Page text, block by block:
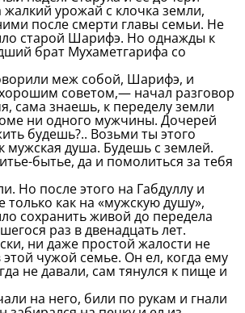
урожай с клочка земли,
после смерти главы семьи. Не
старой Шарифэ. Но однажды к
брат Мухаметгарифа со
меж собой, Шарифэ, и
советом,— начал разговор
сама знаешь, к переделу земли
ни одного мужчины. Дочерей
будешь?.. Возьми ты этого
мужская душа. Будешь с землей.
бытье, да и помолиться за тебя
Но после этого на Габдуллу и
только как на «мужскую душу»,
сохранить живой до передела
раз в двенадцать лет.
ни даже простой жалости не
этой чужой семье. Он ел, когда ему
не давали, сам тянулся к пище и
на него, били по рукам и гнали